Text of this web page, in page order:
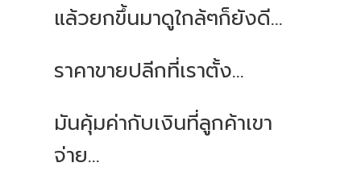
แล้วยกขึ้นมาดูใกล้ๆก็ยังดี...
ราคาขายปลีกที่เราตั้ง...
มันคุ้มค่ากับเงินที่ลูกค้าเขา
จ่าย...